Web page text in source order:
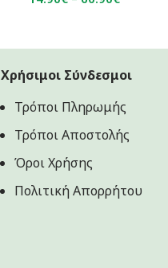
through
Χρήσιμοι Σύνδεσμοι
Τρόποι Πληρωμής
Τρόποι Αποστολής
Όροι Χρήσης
Πολιτική Aπορρήτου